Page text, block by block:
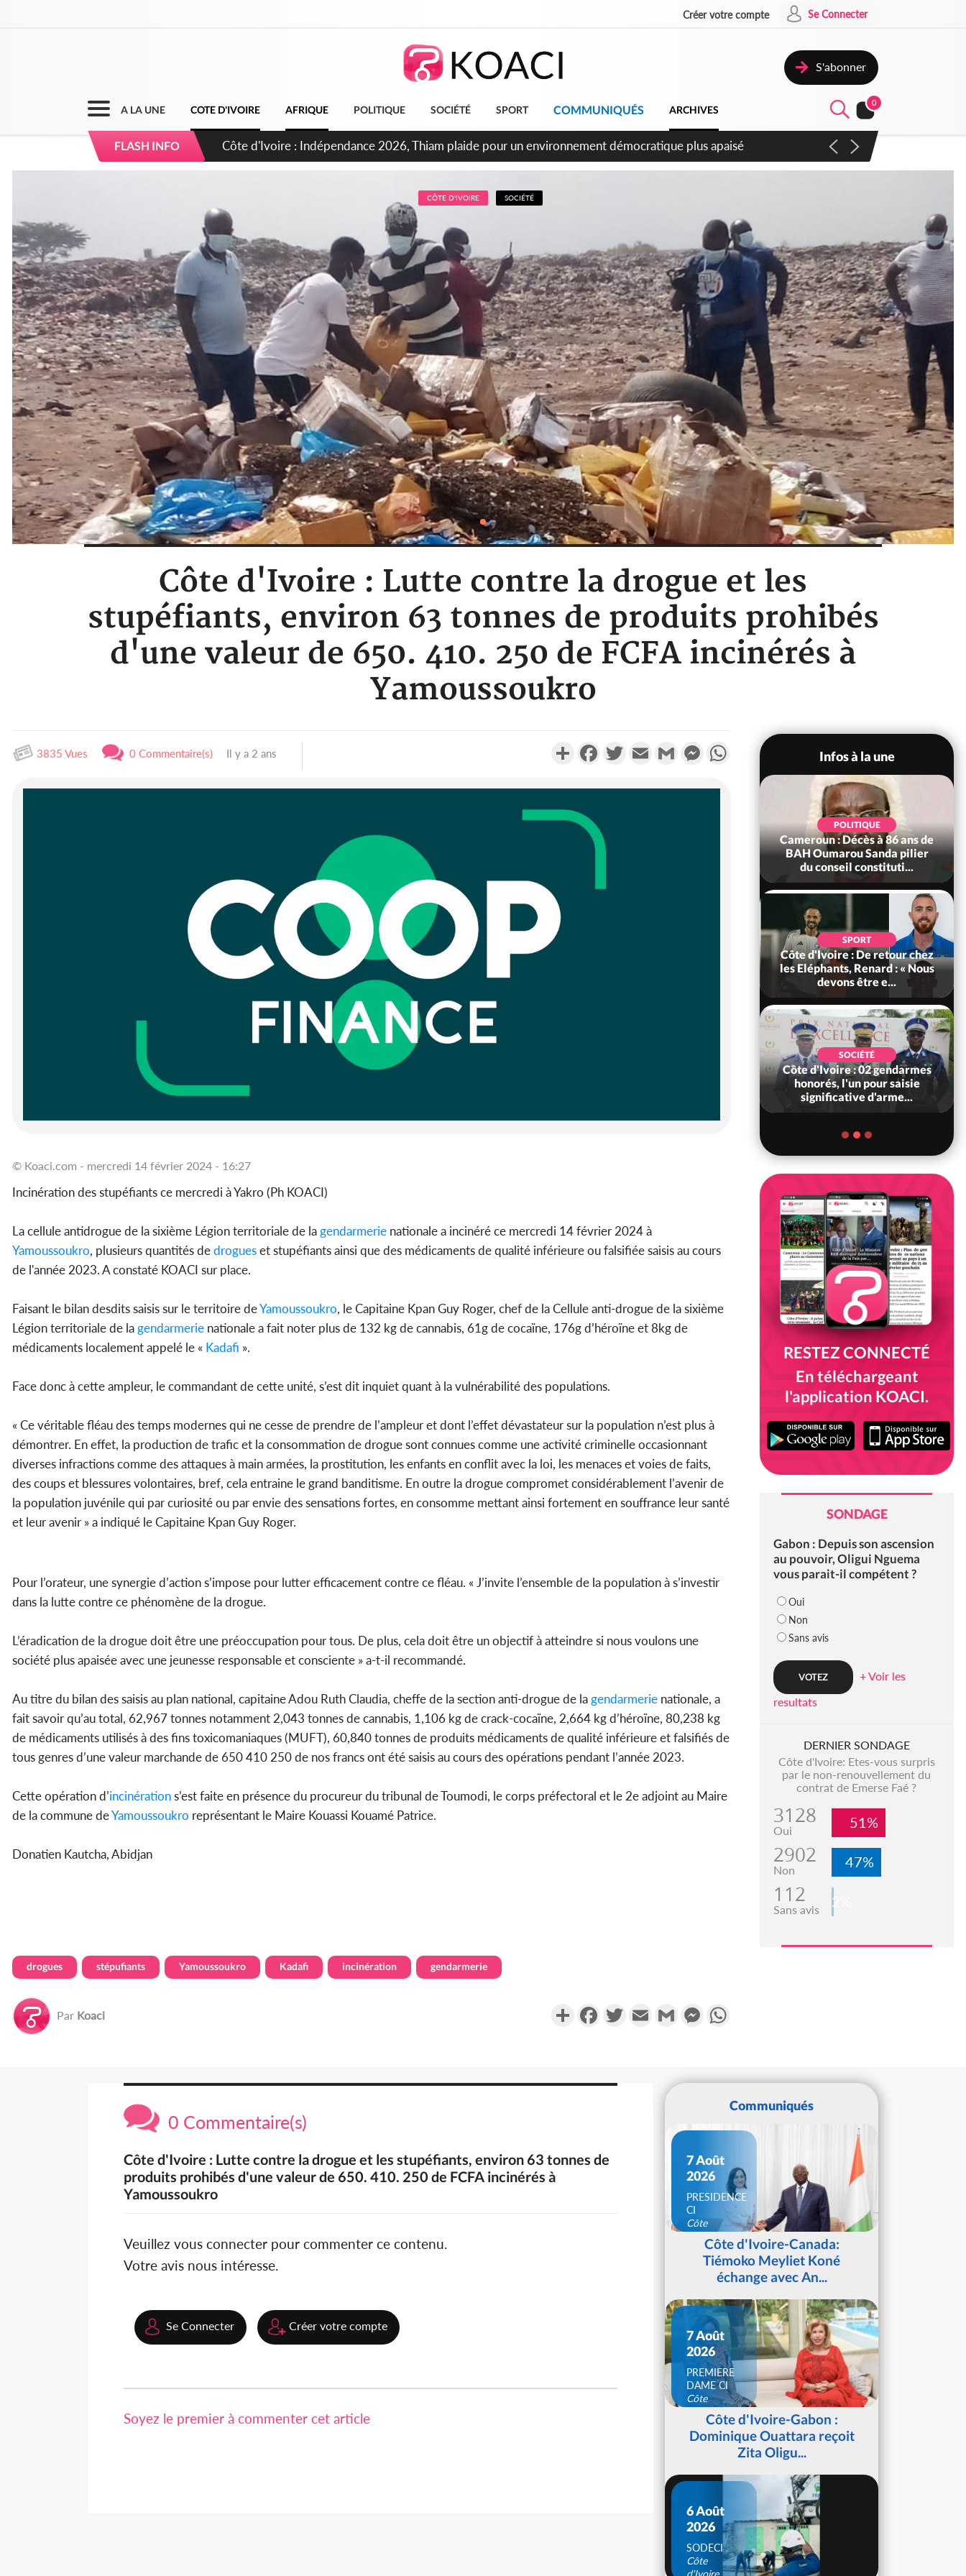
Créer votre compte Se Connecter
S'abonner
A LA UNE COTE D'IVOIRE AFRIQUE POLITIQUE SOCIÉTÉ SPORT COMMUNIQUÉS ARCHIVES
0
FLASH INFO Côte d'Ivoire : Concours INFAS 2026, les convocations seront disponibles à compter du samedi
CÔTE D'IVOIRE SOCIÉTÉ
Côte d'Ivoire : Lutte contre la drogue et les
stupéfiants, environ 63 tonnes de produits prohibés
d'une valeur de 650. 410. 250 de FCFA incinérés à
Yamoussoukro
3835 Vues 0 Commentaire(s) Il y a 2 ans PartagerFacebookTwitterEmail Gmail MessengerWhatsApp
© Koaci.com - mercredi 14 février 2024 - 16:27
Incinération des stupéfiants ce mercredi à Yakro (Ph KOACI)
La cellule antidrogue de la sixième Légion territoriale de lagendarmerie nationale a incinéré ce mercredi 14 février 2024 à
Yamoussoukro, plusieurs quantités dedrogueset stupéfiants ainsi que des médicaments de qualité inférieure ou falsifiée saisis au cours
de l'année 2023. A constaté KOACI sur place.
Faisant le bilan desdits saisis sur le territoire deYamoussoukro, le Capitaine Kpan Guy Roger, chef de la Cellule anti-drogue de la sixième
Légion territoriale de lagendarmerie nationale a fait noter plus de 132 kg de cannabis, 61g de cocaïne, 176g d’héroïne et 8kg de
médicaments localement appelé le « Kadafi ».
Face donc à cette ampleur, le commandant de cette unité, s’est dit inquiet quant à la vulnérabilité des populations.
« Ce véritable fléau des temps modernes qui ne cesse de prendre de l’ampleur et dont l’effet dévastateur sur la population n’est plus à
démontrer. En effet, la production de trafic et la consommation de drogue sont connues comme une activité criminelle occasionnant
diverses infractions comme des attaques à main armées, la prostitution, les enfants en conflit avec la loi, les menaces et voies de faits,
des coups et blessures volontaires, bref, cela entraine le grand banditisme. En outre la drogue compromet considérablement l’avenir de
la population juvénile qui par curiosité ou par envie des sensations fortes, en consomme mettant ainsi fortement en souffrance leur santé
et leur avenir » a indiqué le Capitaine Kpan Guy Roger.
Pour l’orateur, une synergie d’action s’impose pour lutter efficacement contre ce fléau. « J’invite l’ensemble de la population à s’investir
dans la lutte contre ce phénomène de la drogue.
L’éradication de la drogue doit être une préoccupation pour tous. De plus, cela doit être un objectif à atteindre si nous voulons une
société plus apaisée avec une jeunesse responsable et consciente » a-t-il recommandé.
Au titre du bilan des saisis au plan national, capitaine Adou Ruth Claudia, cheffe de la section anti-drogue de lagendarmerie nationale, a
fait savoir qu’au total, 62,967 tonnes notamment 2,043 tonnes de cannabis, 1,106 kg de crack-cocaïne, 2,664 kg d’héroïne, 80,238 kg
de médicaments utilisés à des fins toxicomaniaques (MUFT), 60,840 tonnes de produits médicaments de qualité inférieure et falsifiés de
tous genres d’une valeur marchande de 650 410 250 de nos francs ont été saisis au cours des opérations pendant l’année 2023.
Cette opération d’incinérations’est faite en présence du procureur du tribunal de Toumodi, le corps préfectoral et le 2e adjoint au Maire
de la commune deYamoussoukro représentant le Maire Kouassi Kouamé Patrice.
Donatien Kautcha, Abidjan
drogues stépufiants Yamoussoukro Kadafi incinération gendarmerie
Par Koaci PartagerFacebookTwitterEmail Gmail Messenger
Infos à la une
l'inscription sans frais au
POLITIQUE
Cameroun : Décès à 86 ans de
BAH Oumarou Sanda pilier
du conseil constituti...
SPORT
Côte d'Ivoire : De retour chez
les Eléphants, Renard : « Nous
devons être e...
SOCIÉTÉ
Côte d'Ivoire : 02 gendarmes
honorés, l'un pour saisie
significative d'arme...
RESTEZ CONNECTÉ
En téléchargeant
l'application KOACI.
SONDAGE
Gabon : Depuis son ascension
au pouvoir, Oligui Nguema
vous parait-il compétent ?
Oui
Non
Sans avis
+ Voir les
resultats
DERNIER SONDAGE
Côte d'Ivoire: Etes-vous surpris
par le non-renouvellement du
contrat de Emerse Faé ?
3128
Oui 51%
2902
Non 47%
112
Sans avis 2%
0 Commentaire(s)
Côte d'Ivoire : Lutte contre la drogue et les stupéfiants, environ 63 tonnes de
produits prohibés d'une valeur de 650. 410. 250 de FCFA incinérés à
Yamoussoukro
Veuillez vous connecter pour commenter ce contenu.
Votre avis nous intéresse.
Se Connecter Créer votre compte
Soyez le premier à commenter cet article
Communiqués
7 Août
2026
PRESIDENCE
CI
Côte
d'IvoireCôte d'Ivoire-Canada:
Tiémoko Meyliet Koné
échange avec An...
7 Août
2026
PREMIERE
DAME CI
Côte
d'IvoireCôte d'Ivoire-Gabon :
Dominique Ouattara reçoit
Zita Oligu...
6 Août
2026
SODECI
Côte
d'Ivoire